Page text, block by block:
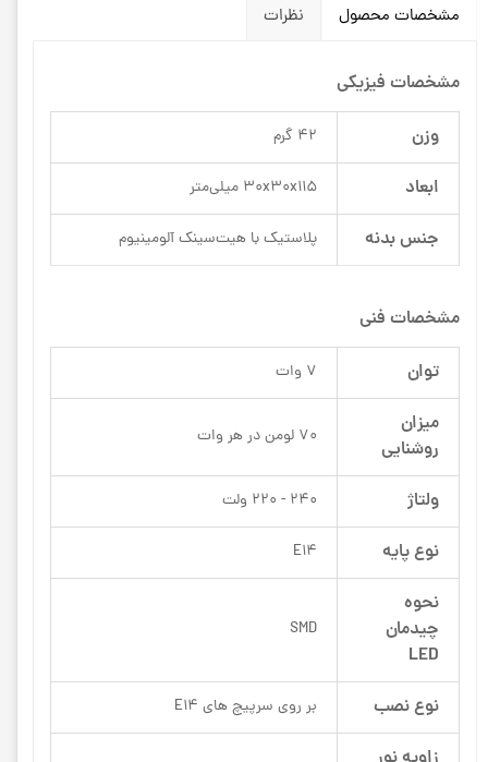
مشخصات محصول نظرات
مشخصات فیزیکی
وزن 42 گرم
ابعاد 30x30x115 میلی‌متر
جنس بدنه پلاستیک با هیت‌سینک آلومینیوم
مشخصات فنی
توان 7 وات
میزان
روشنایی
70 لومن در هر وات
ولتاژ 240 - 220 ولت
نوع پایه E14
نحوه
چیدمان
LED
SMD
نوع نصب بر روی سرپیچ های E14